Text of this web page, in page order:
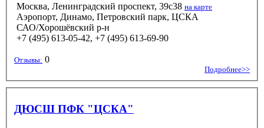
Москва, Ленинградский проспект, 39с38 на карте
Аэропорт, Динамо, Петровский парк, ЦСКА
САО/Хорошёвский р-н
+7 (495) 613-05-42, +7 (495) 613-69-90
Отзывы: 0
Подробнее>>
ДЮСШ ПФК "ЦСКА"